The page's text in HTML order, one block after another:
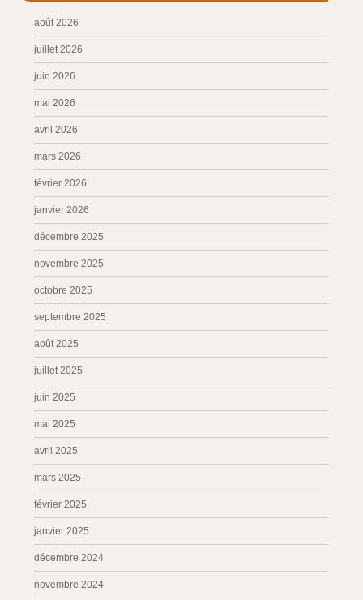
août 2026
juillet 2026
juin 2026
mai 2026
avril 2026
mars 2026
février 2026
janvier 2026
décembre 2025
novembre 2025
octobre 2025
septembre 2025
août 2025
juillet 2025
juin 2025
mai 2025
avril 2025
mars 2025
février 2025
janvier 2025
décembre 2024
novembre 2024